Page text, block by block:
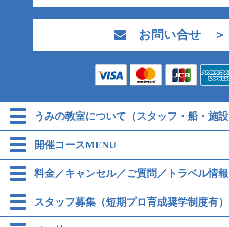
お問い合せ ＞
うみの教室について（スタッフ・船・施
開催コースMENU
料金／キャンセル／ご質問／トラベル情報
スタッフ募集（短期プロ育成奨学制度有）